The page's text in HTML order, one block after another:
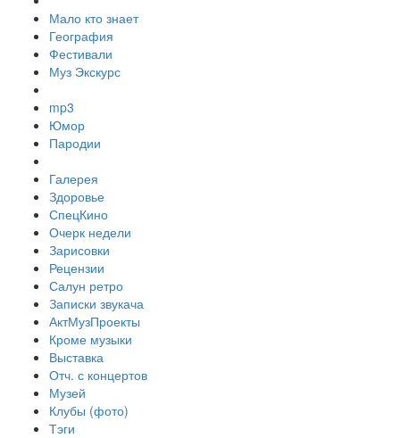
Мало кто знает
География
Фестивали
Муз Экскурс
mp3
Юмор
Пародии
Галерея
Здоровье
СпецКино
Очерк недели
Зарисовки
Рецензии
Салун ретро
Записки звукача
АктМузПроекты
Кроме музыки
Выставка
Отч. с концертов
Музей
Клубы (фото)
Тэги